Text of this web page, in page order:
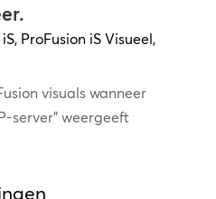
, ProFusion iS Visueel,
visuals wanneer
server" weergeeft